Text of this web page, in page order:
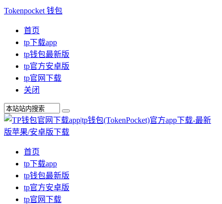
Tokenpocket 钱包
首页
tp下载app
tp钱包最新版
tp官方安卓版
tp官网下载
关闭
首页
tp下载app
tp钱包最新版
tp官方安卓版
tp官网下载